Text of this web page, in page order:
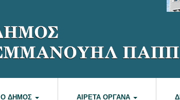
Ο ΔΉΜΟΣ ΑΙΡΕΤΆ ΌΡΓΑΝΑ